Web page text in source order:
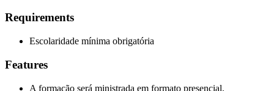
Requirements
Escolaridade mínima obrigatória
Features
A formação será ministrada em formato presencial.